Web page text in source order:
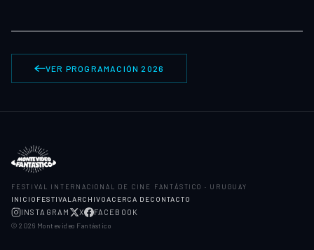
VER PROGRAMACIÓN 2026
FESTIVAL INTERNACIONAL DE CINE FANTÁSTICO · URUGUAY
INICIO FESTIVAL ARCHIVOACERCA DECONTACTO
INSTAGRAM X FACEBOOK
© 2026 Montevideo Fantástico